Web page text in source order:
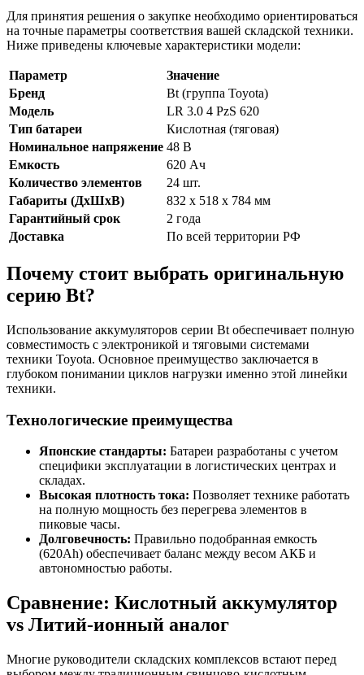
Для принятия решения о закупке необходимо ориентироваться
на точные параметры соответствия вашей складской техники.
Ниже приведены ключевые характеристики модели:
Параметр
Значение
Бренд
Bt (группа Toyota)
Модель
LR 3.0 4 PzS 620
Тип батареи
Кислотная (тяговая)
Номинальное напряжение 48 В
Емкость
620 Ач
Количество элементов
24 шт.
Габариты (ДхШхВ)
832 x 518 x 784 мм
Гарантийный срок
2 года
Доставка
По всей территории РФ
Почему стоит выбрать оригинальную
серию Bt?
Использование аккумуляторов серии Bt обеспечивает полную
совместимость с электроникой и тяговыми системами
техники Toyota. Основное преимущество заключается в
глубоком понимании циклов нагрузки именно этой линейки
техники.
Технологические преимущества
Японские стандарты: Батареи разработаны с учетом
специфики эксплуатации в логистических центрах и
складах.
Высокая плотность тока: Позволяет технике работать
на полную мощность без перегрева элементов в
пиковые часы.
Долговечность: Правильно подобранная емкость
(620Ah) обеспечивает баланс между весом АКБ и
автономностью работы.
Сравнение: Кислотный аккумулятор
vs Литий-ионный аналог
Многие руководители складских комплексов встают перед